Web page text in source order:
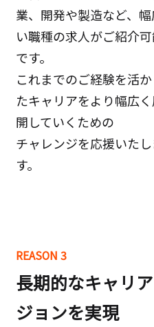
業、開発や製造など、幅
い職種の求人がご紹介
です。
これまでのご経験を活
たキャリアをより幅広
開していくための
チャレンジを応援いたし
す。
REASON 3
長期的なキャリ
ジョンを実現